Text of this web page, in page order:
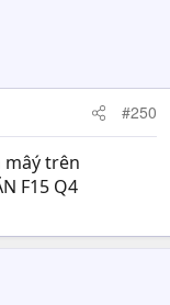
#250
mâý trên
F15 Q4